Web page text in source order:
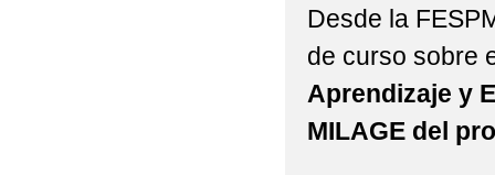
Desde la
de curso sobre
Aprendizaje y
MILAGE del